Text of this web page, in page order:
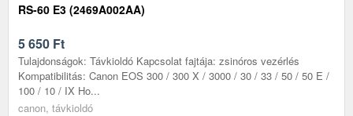
RS-60 E3 (2469A002AA)
5 650 Ft
Tulajdonságok: Távkioldó Kapcsolat fajtája: zsinóros vezérlés
Kompatibilitás: Canon EOS 300 / 300 X / 3000 / 30 / 33 / 50 / 50 E /
100 / 10 / IX Ho...
canon, távkioldó